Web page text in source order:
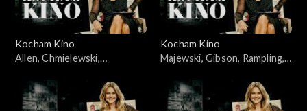
Kocham Kino
Allen, Chmielewski,
14.03.2011
Kocham Kino
Majewski, Gibson, Rampling,